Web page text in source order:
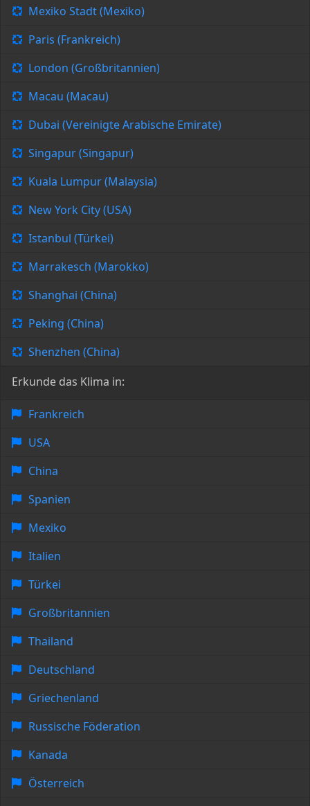
Mexiko Stadt (Mexiko)
Paris (Frankreich)
London (Großbritannien)
Macau (Macau)
Dubai (Vereinigte Arabische Emirate)
Singapur (Singapur)
Kuala Lumpur (Malaysia)
New York City (USA)
Istanbul (Türkei)
Marrakesch (Marokko)
Shanghai (China)
Peking (China)
Shenzhen (China)
Erkunde das Klima in:
Frankreich
USA
China
Spanien
Mexiko
Italien
Türkei
Großbritannien
Thailand
Deutschland
Griechenland
Russische Föderation
Kanada
Österreich